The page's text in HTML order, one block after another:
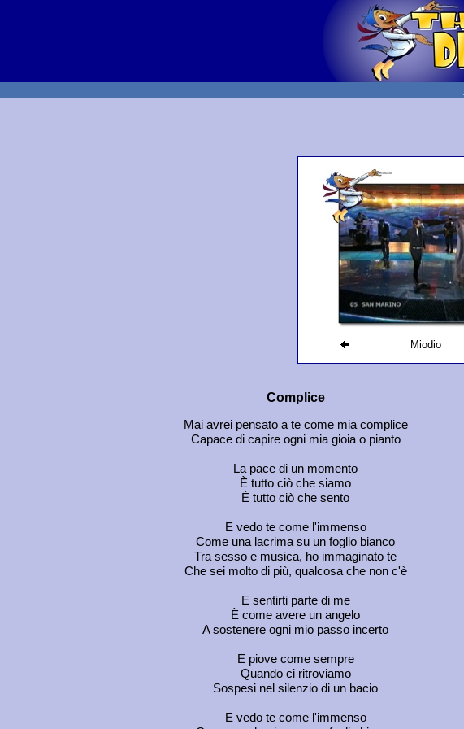
Miodio
Complice
Mai avrei pensato a te come mia complice
Capace di capire ogni mia gioia o pianto
La pace di un momento
È tutto ciò che siamo
È tutto ciò che sento
E vedo te come l'immenso
Come una lacrima su un foglio bianco
Tra sesso e musica, ho immaginato te
Che sei molto di più, qualcosa che non c'è
E sentirti parte di me
È come avere un angelo
A sostenere ogni mio passo incerto
E piove come sempre
Quando ci ritroviamo
Sospesi nel silenzio di un bacio
E vedo te come l'immenso